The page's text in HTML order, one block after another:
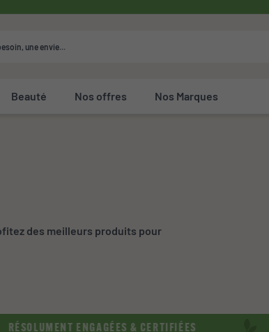
Beauté Nos offres Nos Marques
des meilleurs produits pour
ENGAGÉES & CERTIFIÉES